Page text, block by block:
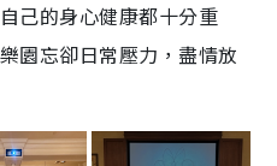
己的身心健康都十分重
園忘卻日常壓力，盡情放